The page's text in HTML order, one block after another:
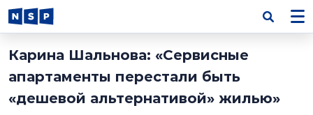
Карина Шальнова: «Сервисные
апартаменты перестали быть
«дешевой альтернативой» жилью»